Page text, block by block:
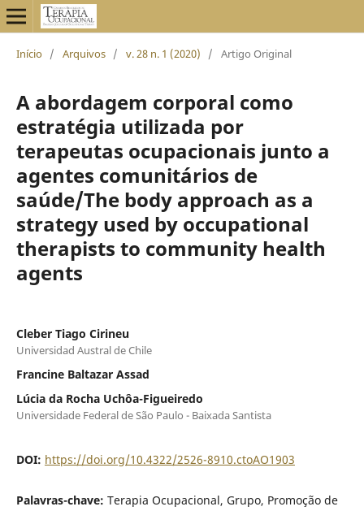
Início / Arquivos / v. 28 n. 1 (2020) / Artigo Original
A abordagem corporal como
estratégia utilizada por
terapeutas ocupacionais junto a
agentes comunitários de
saúde/The body approach as a
strategy used by occupational
therapists to community health
agents
Cleber Tiago Cirineu
Universidad Austral de Chile
Francine Baltazar Assad
Lúcia da Rocha Uchôa-Figueiredo
Universidade Federal de São Paulo - Baixada Santista
DOI: https://doi.org/10.4322/2526-8910.ctoAO1903
Palavras-chave: Terapia Ocupacional, Grupo, Promoção de